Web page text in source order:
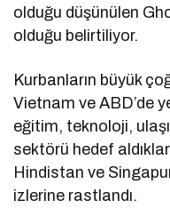
olduğu düşünülen
olduğu belirtiliyor.
Kurbanların büyük
Vietnam ve ABD’de
eğitim, teknoloji,
sektörü hedef
Hindistan ve
izlerine rastlandı.